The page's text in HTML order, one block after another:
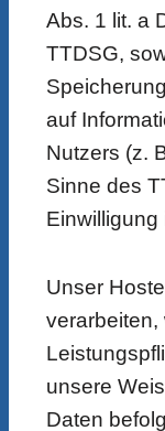
Abs. 1 lit. a
TTDSG,
auf
Nutzers (z.
Sinne des
Einwilligung
Unser
verarbeiten,
unsere
Daten